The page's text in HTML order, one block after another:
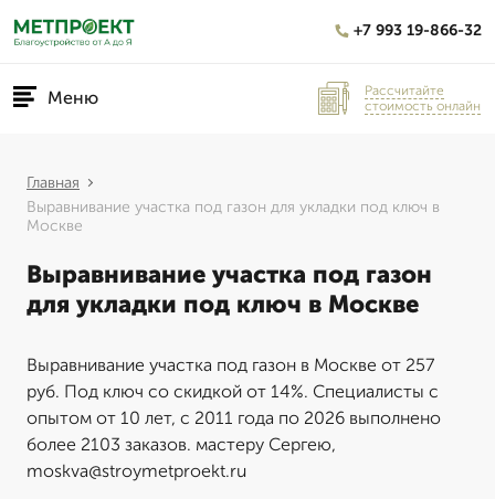
+7 993 19-866-32
Меню
Рассчитайте
стоимость онлайн
Главная
Выравнивание участка под газон для укладки под ключ в
Москве
Выравнивание участка под газон
для укладки под ключ в Москве
Выравнивание участка под газон в Москве от 257
руб. Под ключ со скидкой от 14%. Специалисты с
опытом от 10 лет, с 2011 года по 2026 выполнено
более 2103 заказов. мастеру Сергею,
moskva@stroymetproekt.ru